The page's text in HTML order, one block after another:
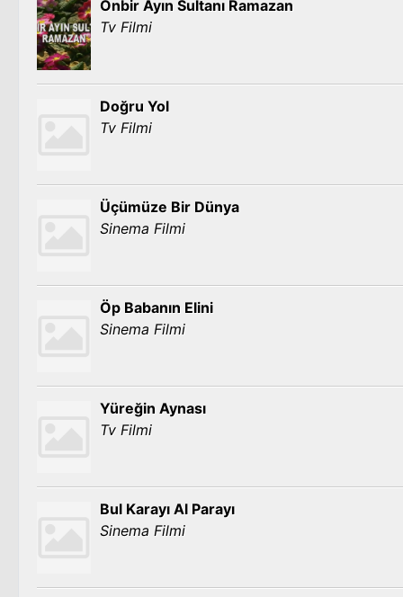
Onbir Ayın Sultanı Ramazan
Tv Filmi
Doğru Yol
Tv Filmi
Üçümüze Bir Dünya
Sinema Filmi
Öp Babanın Elini
Sinema Filmi
Yüreğin Aynası
Tv Filmi
Bul Karayı Al Parayı
Sinema Filmi